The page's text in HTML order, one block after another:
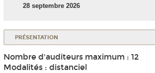
28 septembre 2026
PRÉSENTATION
Nombre d'auditeurs maximum : 12
Modalités : distanciel